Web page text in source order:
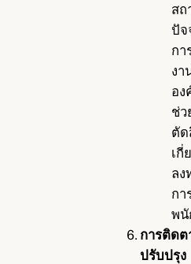
ส
ปัจ
กา
งา
อง
ช่ว
ตัด
เกี่
ลง
ก
พนั
การติดต
ปรับปรุง